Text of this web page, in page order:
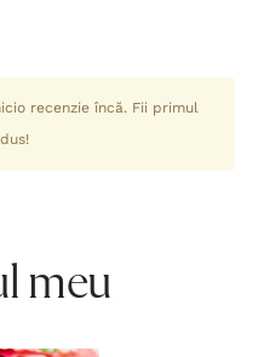
recenzie încă. Fii primul
meu